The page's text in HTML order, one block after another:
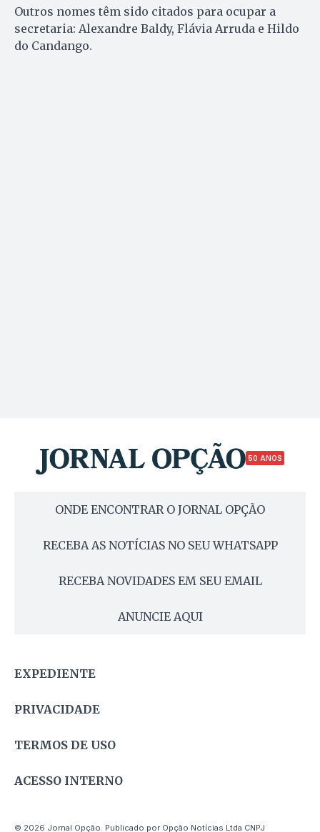
Outros nomes têm sido citados para ocupar a
secretaria: Alexandre Baldy, Flávia Arruda e Hildo
do Candango.
50 ANOS
ONDE ENCONTRAR O JORNAL OPÇÃO
RECEBA AS NOTÍCIAS NO SEU WHATSAPP
RECEBA NOVIDADES EM SEU EMAIL
ANUNCIE AQUI
EXPEDIENTE
PRIVACIDADE
TERMOS DE USO
ACESSO INTERNO
© 2026 Jornal Opção. Publicado por Opção Notícias Ltda CNPJ